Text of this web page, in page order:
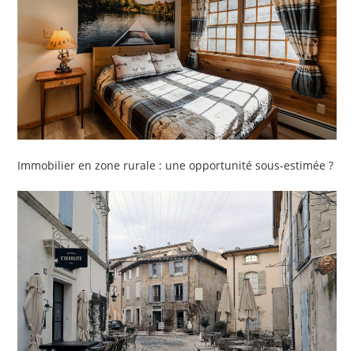
Immobilier en zone rurale : une opportunité sous-estimée ?